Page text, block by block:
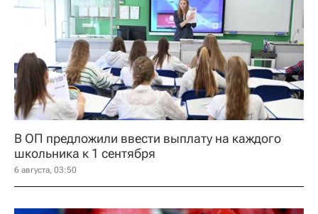
В ОП предложили ввести выплату на каждого
школьника к 1 сентября
6 августа, 03:50